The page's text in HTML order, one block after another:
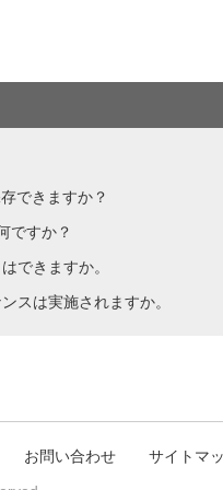
できますか？
ですか？
できますか。
スは実施されますか。
お問い合わせ
サイトマ